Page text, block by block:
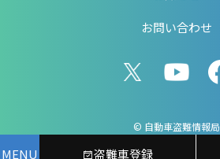
MENU
お問い合わせ
© 自動車盗難情報局
盗難車登録